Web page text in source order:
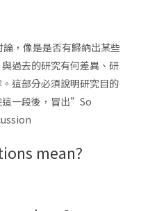
，像是是否有歸納出某些
過去的研究有何差異、研
這部分必須說明研究目的
這一段後，冒出”So
mean?